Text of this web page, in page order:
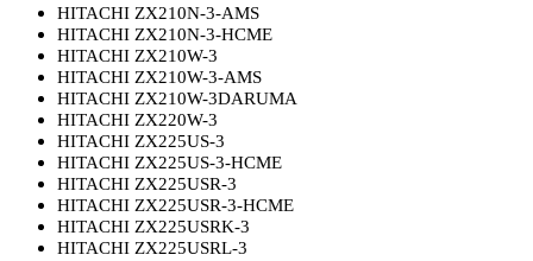
HITACHI ZX210N-3-AMS
HITACHI ZX210N-3-HCME
HITACHI ZX210W-3
HITACHI ZX210W-3-AMS
HITACHI ZX210W-3DARUMA
HITACHI ZX220W-3
HITACHI ZX225US-3
HITACHI ZX225US-3-HCME
HITACHI ZX225USR-3
HITACHI ZX225USR-3-HCME
HITACHI ZX225USRK-3
HITACHI ZX225USRL-3